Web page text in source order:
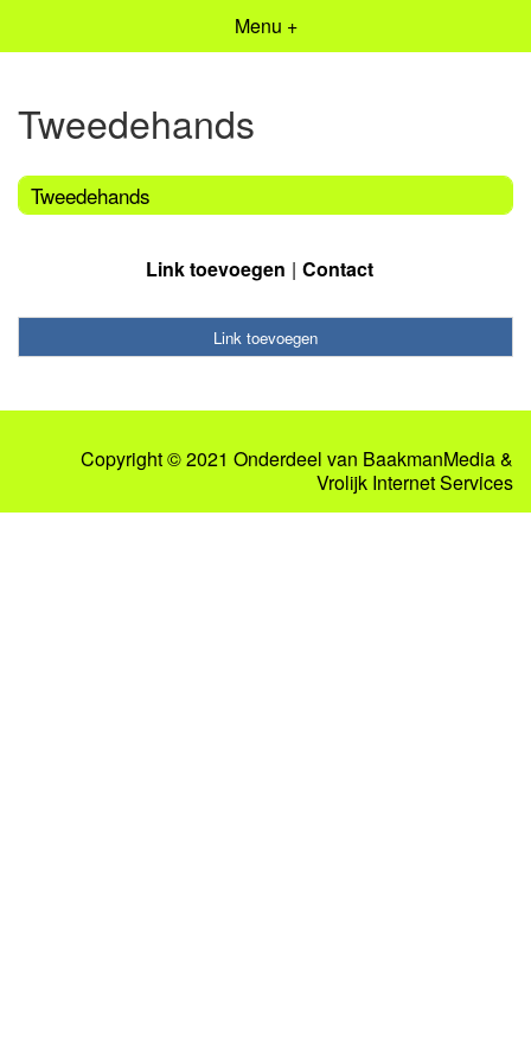
Menu +
Tweedehands
Tweedehands
Link toevoegen Contact
Link toevoegen
Copyright © 2021 Onderdeel van BaakmanMedia&
Vrolijk Internet Services